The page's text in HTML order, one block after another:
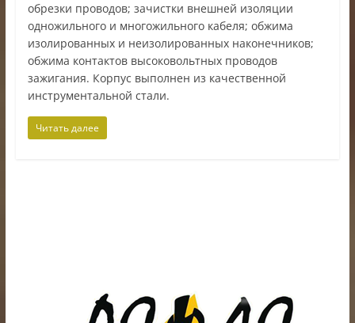
обрезки проводов; зачистки внешней изоляции
одножильного и многожильного кабеля; обжима
изолированных и неизолированных наконечников;
обжима контактов высоковольтных проводов
зажигания. Корпус выполнен из качественной
инструментальной стали.
Читать далее